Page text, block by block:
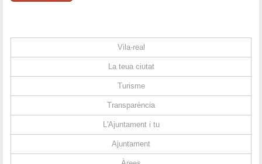
Vila-real
La teua ciutat
Turisme
Transparència
L'Ajuntament i tu
Ajuntament